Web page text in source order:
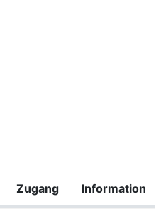
Zugang Information